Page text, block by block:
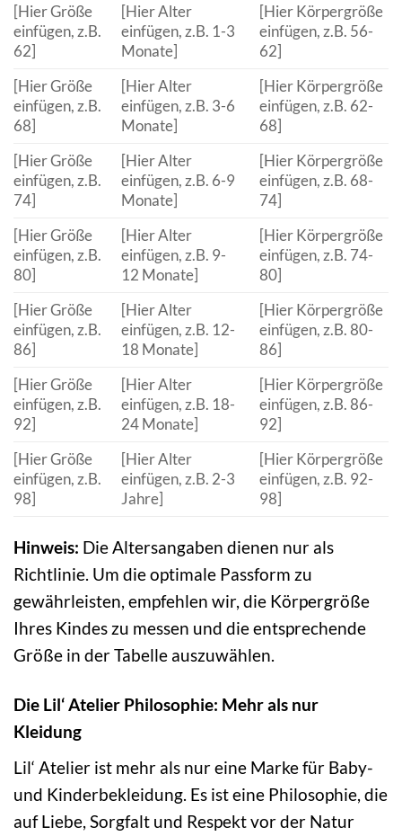
[Hier Größe
einfügen, z.B.
62]
[Hier Alter
einfügen, z.B. 1-3
Monate]
[Hier Körpergröße
einfügen, z.B. 56-
62]
[Hier Größe
einfügen, z.B.
68]
[Hier Alter
einfügen, z.B. 3-6
Monate]
[Hier Körpergröße
einfügen, z.B. 62-
68]
[Hier Größe
einfügen, z.B.
74]
[Hier Alter
einfügen, z.B. 6-9
Monate]
[Hier Körpergröße
einfügen, z.B. 68-
74]
[Hier Größe
einfügen, z.B.
80]
[Hier Alter
einfügen, z.B. 9-
12 Monate]
[Hier Körpergröße
einfügen, z.B. 74-
80]
[Hier Größe
einfügen, z.B.
86]
[Hier Alter
einfügen, z.B. 12-
18 Monate]
[Hier Körpergröße
einfügen, z.B. 80-
86]
[Hier Größe
einfügen, z.B.
92]
[Hier Alter
einfügen, z.B. 18-
24 Monate]
[Hier Körpergröße
einfügen, z.B. 86-
92]
[Hier Größe
einfügen, z.B.
98]
[Hier Alter
einfügen, z.B. 2-3
Jahre]
[Hier Körpergröße
einfügen, z.B. 92-
98]
Hinweis: Die Altersangaben dienen nur als
Richtlinie. Um die optimale Passform zu
gewährleisten, empfehlen wir, die Körpergröße
Ihres Kindes zu messen und die entsprechende
Größe in der Tabelle auszuwählen.
Die Lil‘ Atelier Philosophie: Mehr als nur
Kleidung
Lil‘ Atelier ist mehr als nur eine Marke für Baby-
und Kinderbekleidung. Es ist eine Philosophie, die
auf Liebe, Sorgfalt und Respekt vor der Natur